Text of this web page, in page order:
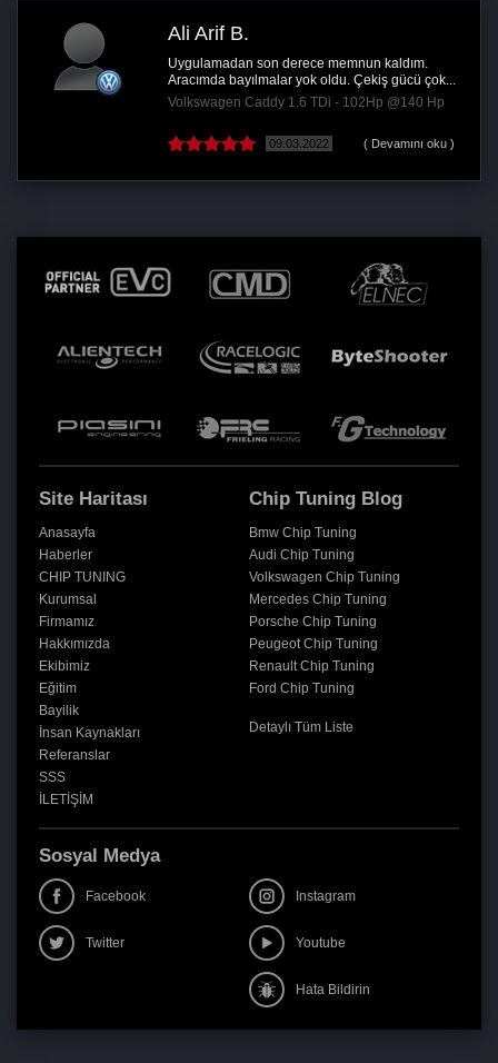
Ali Arif B.
Uygulamadan son derece memnun kaldım.
Aracımda bayılmalar yok oldu. Çekiş gücü çok...
Volkswagen Caddy 1.6 TDi - 102Hp @140 Hp
09.03.2022 ( Devamını oku )
Site Haritası
Anasayfa
Haberler
CHIP TUNING
Kurumsal
Firmamız
Hakkımızda
Ekibimiz
Eğitim
Bayilik
İnsan Kaynakları
Referanslar
SSS
İLETİŞİM
Chip Tuning Blog
Bmw Chip Tuning
Audi Chip Tuning
Volkswagen Chip Tuning
Mercedes Chip Tuning
Porsche Chip Tuning
Peugeot Chip Tuning
Renault Chip Tuning
Ford Chip Tuning
Detaylı Tüm Liste
Sosyal Medya
Facebook Instagram
Twitter Youtube
Hata Bildirin